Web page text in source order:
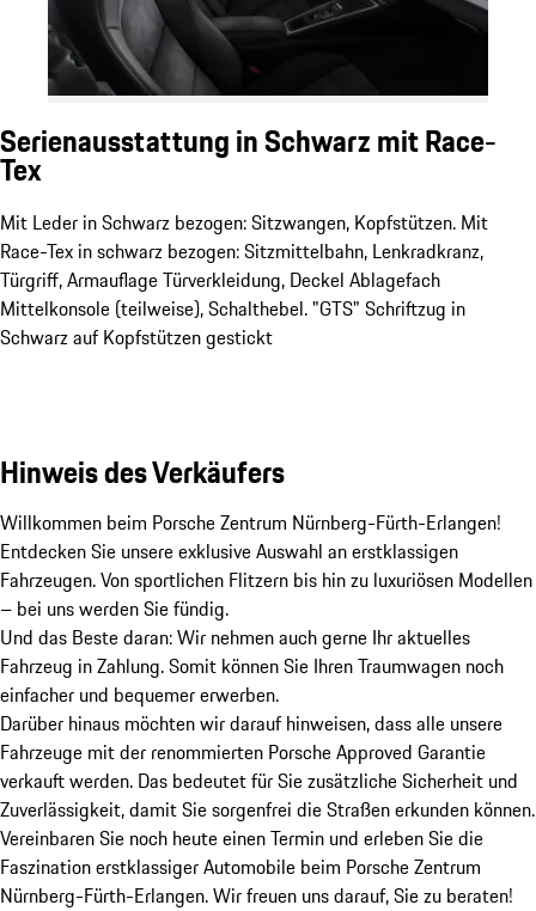
Serienausstattung in Schwarz mit Race-
Tex
Mit Leder in Schwarz bezogen: Sitzwangen, Kopfstützen. Mit
Race-Tex in schwarz bezogen: Sitzmittelbahn, Lenkradkranz,
Türgriff, Armauflage Türverkleidung, Deckel Ablagefach
Mittelkonsole (teilweise), Schalthebel. "GTS" Schriftzug in
Schwarz auf Kopfstützen gestickt
Hinweis des Verkäufers
Willkommen beim Porsche Zentrum Nürnberg-Fürth-Erlangen!
Entdecken Sie unsere exklusive Auswahl an erstklassigen
Fahrzeugen. Von sportlichen Flitzern bis hin zu luxuriösen Modellen
– bei uns werden Sie fündig.
Und das Beste daran: Wir nehmen auch gerne Ihr aktuelles
Fahrzeug in Zahlung. Somit können Sie Ihren Traumwagen noch
einfacher und bequemer erwerben.
Darüber hinaus möchten wir darauf hinweisen, dass alle unsere
Fahrzeuge mit der renommierten Porsche Approved Garantie
verkauft werden. Das bedeutet für Sie zusätzliche Sicherheit und
Zuverlässigkeit, damit Sie sorgenfrei die Straßen erkunden können.
Vereinbaren Sie noch heute einen Termin und erleben Sie die
Faszination erstklassiger Automobile beim Porsche Zentrum
Nürnberg-Fürth-Erlangen. Wir freuen uns darauf, Sie zu beraten!